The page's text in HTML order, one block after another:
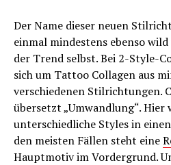
Der Name dieser neuen
einmal mindestens ebenso
der Trend selbst. Bei 2-Style-
sich um Tattoo Collagen aus
verschiedenen Stilrichtungen.
übersetzt „Umwandlung“. Hier
unterschiedliche Styles in
den meisten Fällen steht eine
Hauptmotiv im Vordergrund.